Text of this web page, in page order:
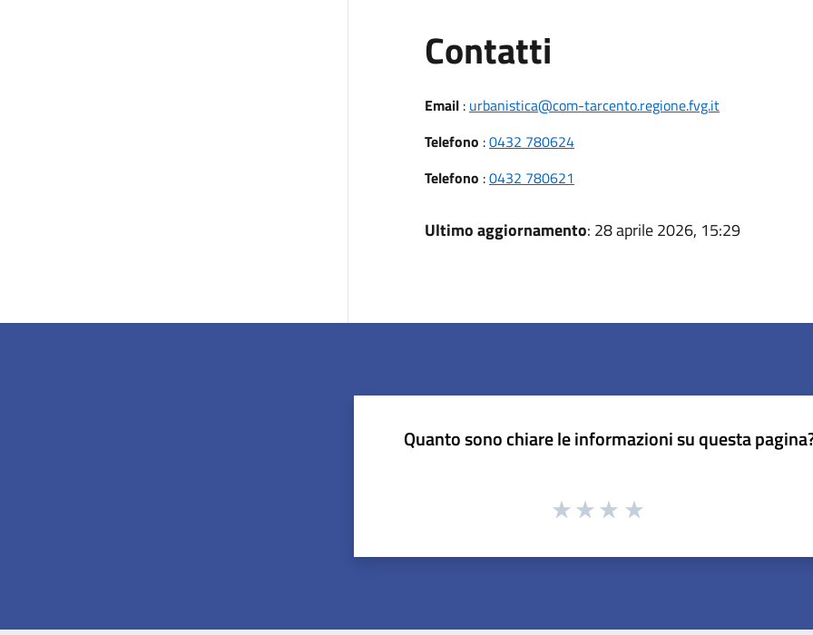
Contatti
Email: urbanistica@com-tarcento.regione.fvg.it
Telefono :0432 780624
Telefono :0432 780621
Ultimo aggiornamento: 28 aprile 2026, 15:29
Quanto sono chiare le informazioni su questa